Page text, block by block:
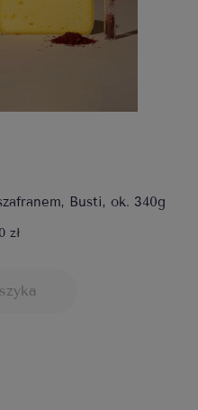
Busti, ok. 340g
zł